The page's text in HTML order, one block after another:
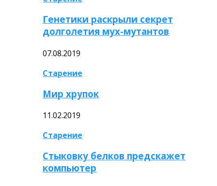
Генетики раскрыли секрет
долголетия мух-мутантов
07.08.2019
Старение
Мир хрупок
11.02.2019
Старение
Стыковку белков предскажет
компьютер